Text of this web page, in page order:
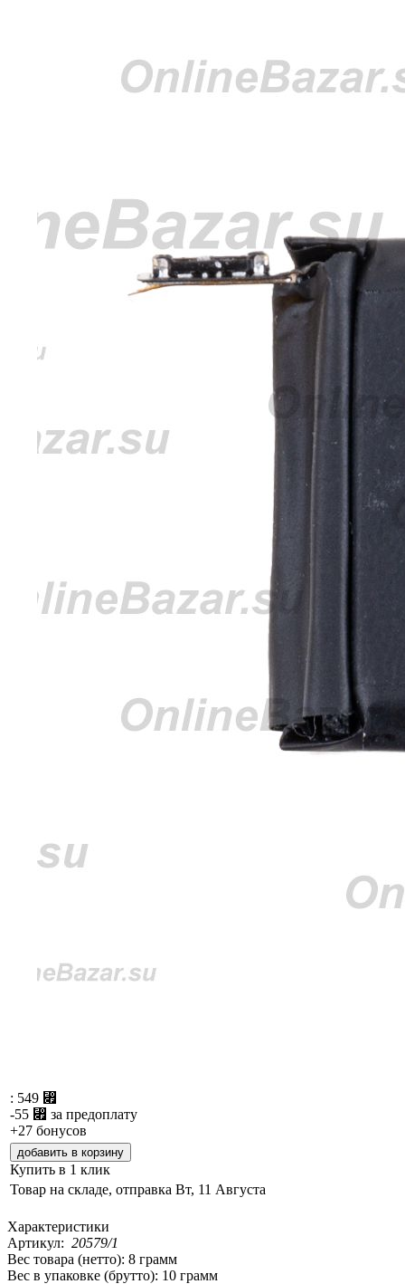
: 549 ⃏
-55 ⃏ за предоплату
+27 бонусов
Купить в 1 клик
Товар на складе, отправка Вт, 11 Августа
Характеристики
Артикул: 20579/1
Вес товара (нетто): 8 грамм
Вес в упаковке (брутто): 10 грамм